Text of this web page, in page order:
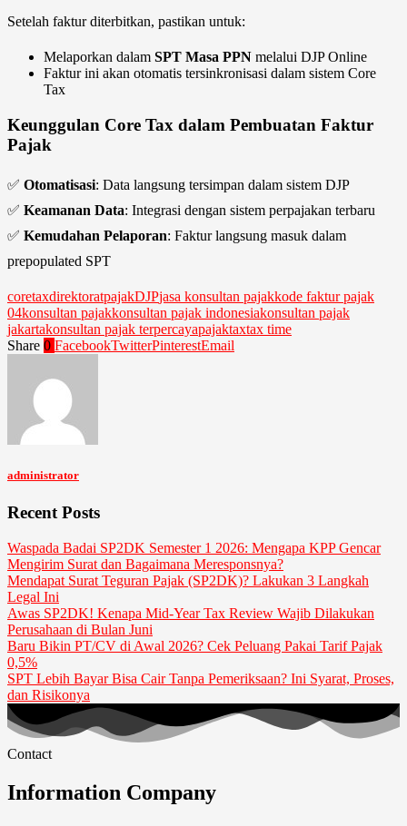
Setelah faktur diterbitkan, pastikan untuk:
Melaporkan dalam SPT Masa PPN melalui DJP Online
Faktur ini akan otomatis tersinkronisasi dalam sistem Core
Tax
Keunggulan Core Tax dalam Pembuatan Faktur
Pajak
✅ Otomatisasi: Data langsung tersimpan dalam sistem DJP
✅ Keamanan Data: Integrasi dengan sistem perpajakan terbaru
✅ Kemudahan Pelaporan: Faktur langsung masuk dalam
prepopulated SPT
coretaxdirektoratpajakDJPjasa konsultan pajakkode faktur pajak
04konsultan pajakkonsultan pajak indonesiakonsultan pajak
jakartakonsultan pajak terpercayapajaktaxtax time
Share 0 FacebookTwitterPinterestEmail
administrator
Recent Posts
Waspada Badai SP2DK Semester 1 2026: Mengapa KPP Gencar
Mengirim Surat dan Bagaimana Meresponsnya?
Mendapat Surat Teguran Pajak (SP2DK)? Lakukan 3 Langkah
Legal Ini
Awas SP2DK! Kenapa Mid-Year Tax Review Wajib Dilakukan
Perusahaan di Bulan Juni
Baru Bikin PT/CV di Awal 2026? Cek Peluang Pakai Tarif Pajak
0,5%
SPT Lebih Bayar Bisa Cair Tanpa Pemeriksaan? Ini Syarat, Proses,
dan Risikonya
Contact
Information Company